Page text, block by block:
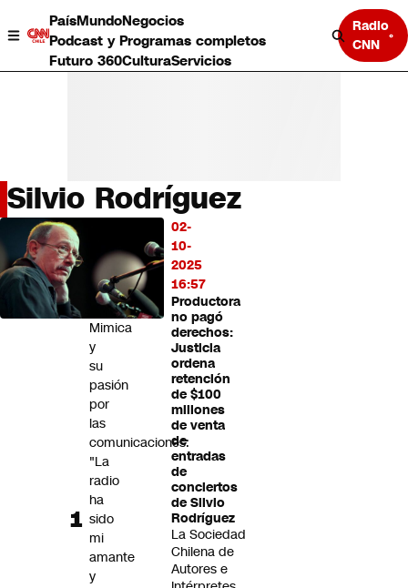
PaísMundoNegocios
Podcast y Programas completos
Futuro 360CulturaServicios
Radio
CNN
País
Mundo
Negocios
Deportes
Programas completos
Cultura
CNN tiempo
Silvio Rodríguez
02-
10-
2025
16:57
Productora
no pagó
derechos:
Justicia
ordena
retención
de $100
millones
de venta
de
entradas
de
conciertos
de Silvio
Rodríguez
La Sociedad
Chilena de
Autores e
LO
MÁS
LEÍDO
Vladimiro
Mimica
y
su
pasión
por
las
comunicaciones:
"La
radio
ha
sido
mi
amante
y